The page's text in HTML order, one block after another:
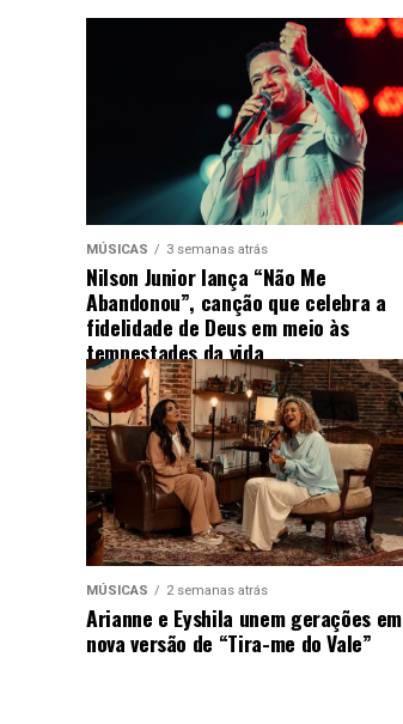
MÚSICAS 3 semanas atrás
Nilson Junior lança “Não Me
Abandonou”, canção que celebra a
fidelidade de Deus em meio às
tempestades da vida
MÚSICAS 2 semanas atrás
Arianne e Eyshila unem gerações em
nova versão de “Tira-me do Vale”